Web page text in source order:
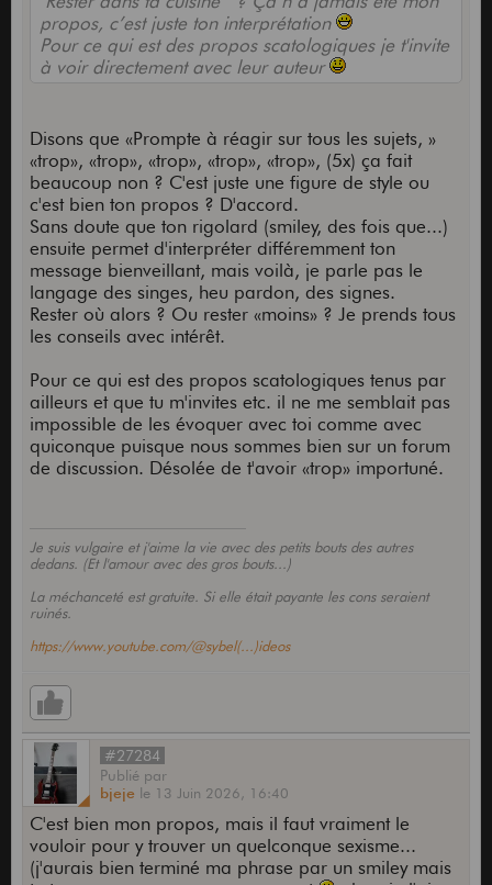
propos, c’est juste ton interprétation
Pour ce qui est des propos scatologiques je t'invite
à voir directement avec leur auteur
Disons que «Prompte à réagir sur tous les sujets, »
«trop», «trop», «trop», «trop», «trop», (5x) ça fait
beaucoup non ? C'est juste une figure de style ou
c'est bien ton propos ? D'accord.
Sans doute que ton rigolard (smiley, des fois que...)
ensuite permet d'interpréter différemment ton
message bienveillant, mais voilà, je parle pas le
langage des singes, heu pardon, des signes.
Rester où alors ? Ou rester «moins» ? Je prends tous
les conseils avec intérêt.
Pour ce qui est des propos scatologiques tenus par
ailleurs et que tu m'invites etc. il ne me semblait pas
impossible de les évoquer avec toi comme avec
quiconque puisque nous sommes bien sur un forum
de discussion. Désolée de t'avoir «trop» importuné.
Je suis vulgaire et j'aime la vie avec des petits bouts des autres
dedans. (Et l'amour avec des gros bouts...)
La méchanceté est gratuite. Si elle était payante les cons seraient
ruinés.
https://www.youtube.com/@sybel(...)ideos
#27284
Publié par
bjeje le 13 Juin 2026, 16:40
C'est bien mon propos, mais il faut vraiment le
vouloir pour y trouver un quelconque sexisme...
(j'aurais bien terminé ma phrase par un smiley mais